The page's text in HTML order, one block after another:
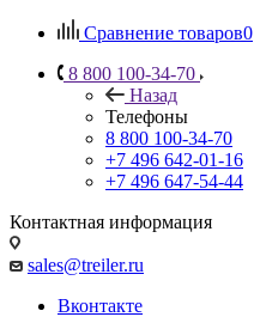
Сравнение товаров0
8 800 100-34-70
Назад
Телефоны
8 800 100-34-70
+7 496 642-01-16
+7 496 647-54-44
Контактная информация
sales@treiler.ru
Вконтакте